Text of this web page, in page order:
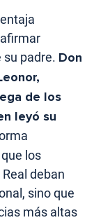
su padre. Don
de los
leyó su
los
deban
sino que
más altas